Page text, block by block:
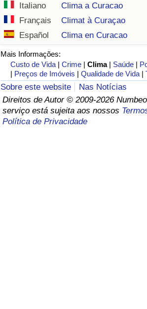
Italiano
Clima a Curacao
Français
Climat à Curaçao
Español
Clima en Curacao
Mais Informações:
Custo de Vida |Crime |Clima | Saúde |
| Preços de Imóveis |Qualidade de Vida |
Sobre este website
Nas Notícias
Direitos de Autor © 2009-2026
serviço está sujeita aos nossos
Política de Privacidade
em Aqaba
Crime
Taxa do Indicador de Crime (Atual)
Indicador de Crime
Índice de criminalidade por país
Saúde